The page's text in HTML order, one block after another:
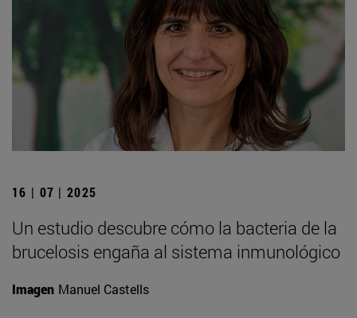
16 | 07 | 2025
Un estudio descubre cómo la bacteria de la
brucelosis engaña al sistema inmunológico
Imagen Manuel Castells